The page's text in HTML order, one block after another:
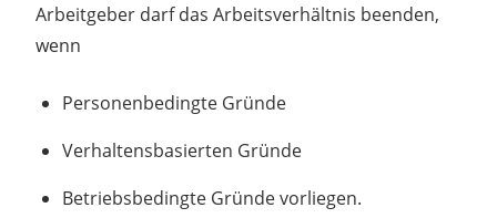
Arbeitgeber darf das Arbeitsverhältnis beenden,
wenn
Personenbedingte Gründe
Verhaltensbasierten Gründe
Betriebsbedingte Gründe vorliegen.